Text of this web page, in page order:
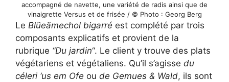
accompagné de navette, une variété de radis ainsi que de
vinaigrette Versus et de frisée / © Photo : Georg Berg
Le Blüeämechol bigarré est complété par trois
composants explicatifs et provient de la
rubrique “Du jardin“. Le client y trouve des plats
végétariens et végétaliens. Qu’il s’agisse du
céleri ‘us em Ofe ou de Gemues & Wald, ils sont